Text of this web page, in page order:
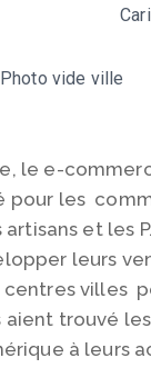
le e-
pour les
et les
leurs
villes
aient trouvé
à leurs